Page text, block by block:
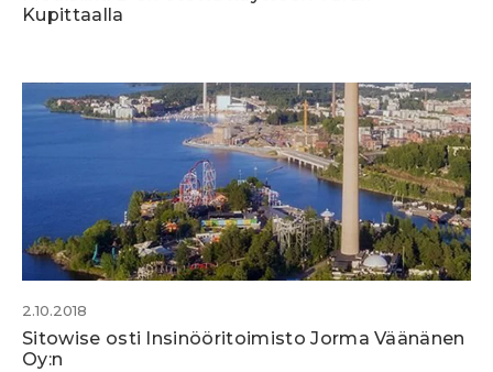
Kupittaalla
2.10.2018
Sitowise osti Insinööritoimisto Jorma Väänänen
Oy:n